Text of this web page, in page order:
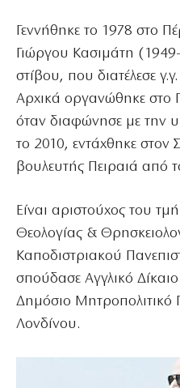
Γεννήθηκε το 1978 στο
Γιώργου Κασιμάτη
στίβου, που διατέλεσε
Αρχικά οργανώθηκε στο
όταν διαφώνησε με την
το 2010, εντάχθηκε στον
βουλευτής Πειραιά από
Είναι αριστούχος του
Θεολογίας &
Καποδιστριακού
σπούδασε Αγγλικό
Δημόσιο Μητροπολιτικό
Λονδίνου.